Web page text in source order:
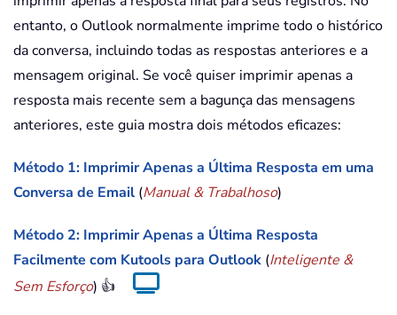
entanto, o Outlook normalmente imprime todo o histórico
da conversa, incluindo todas as respostas anteriores e a
mensagem original. Se você quiser imprimir apenas a
resposta mais recente sem a bagunça das mensagens
anteriores, este guia mostra dois métodos eficazes:
Método 1: Imprimir Apenas a Última Resposta em uma
Conversa de Email (Manual & Trabalhoso)
Método 2: Imprimir Apenas a Última Resposta
Facilmente com Kutools para Outlook (Inteligente &
Sem Esforço) 👍